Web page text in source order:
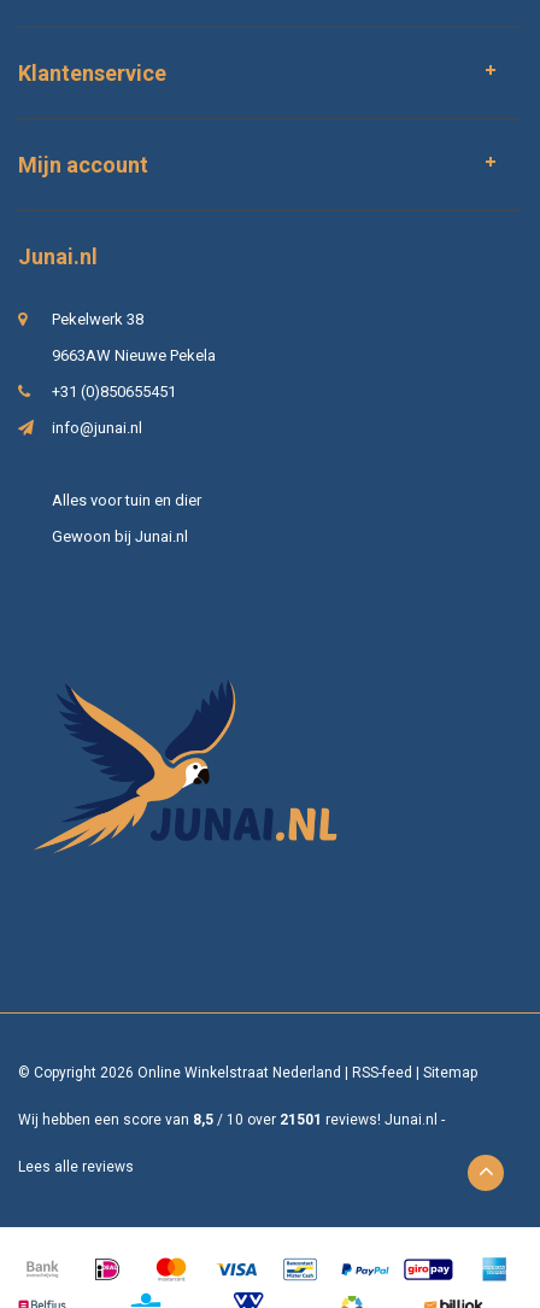
Klantenservice
Mijn account
Junai.nl
Pekelwerk 38
9663AW Nieuwe Pekela
+31 (0)850655451
info@junai.nl
Alles voor tuin en dier
Gewoon bij Junai.nl
© Copyright 2026 Online Winkelstraat Nederland | RSS-feed | Sitemap
Wij hebben een score van 8,5 / 10 over 21501 reviews! Junai.nl -
Lees alle reviews